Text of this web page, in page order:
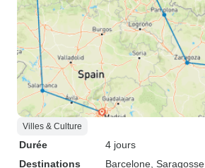
Villes & Culture
Durée
4 jours
Destinations
Barcelone , Saragosse